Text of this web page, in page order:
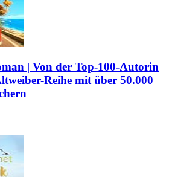
| Von der Top-100-Autorin
Reihe mit über 50.000